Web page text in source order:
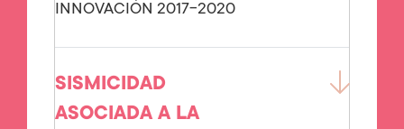
INNOVACIÓN 2017-2020
SISMICIDAD
ASOCIADA A LA